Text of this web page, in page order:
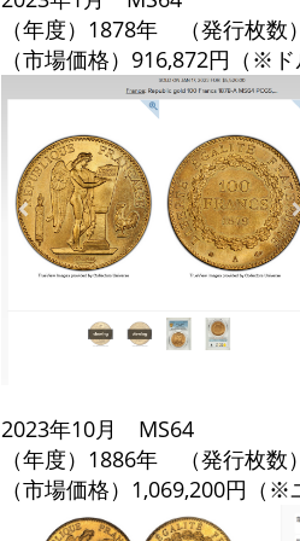
（年度）1878年 （発行枚数
（市場価格）916,872円（※
2023年10月 MS64
（年度）1886年 （発行枚数
（市場価格）1,069,200円（